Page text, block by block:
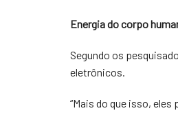
Energia do corpo
Segundo os
eletrônicos.
“Mais do que isso, eles